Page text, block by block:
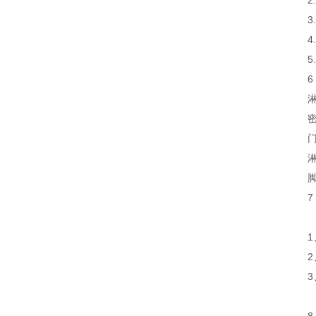
6
7
1
2
3